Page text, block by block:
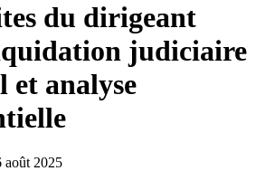
du dirigeant
judiciaire
et analyse
août 2025